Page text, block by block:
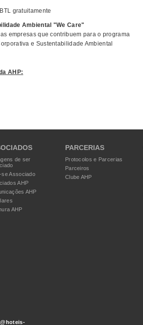
gratuitamente
Ambiental "We Care"
empresas que contribuem para o programa
e Sustentabilidade Ambiental
AHP:
de ser
se Associado
AHP
AHP
AHP
PARCERIAS
Protocolos e Parcerias
Parceiros
Clube AHP